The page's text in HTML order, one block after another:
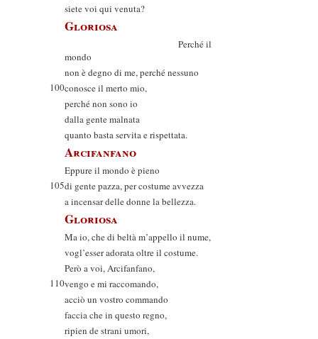
siete voi qui venuta?
Gloriosa
Perché il
mondo
non è degno di me, perché nessuno
100conosce il merto mio,
perché non sono io
dalla gente malnata
quanto basta servita e rispettata.
Arcifanfano
Eppure il mondo è pieno
105di gente pazza, per costume avvezza
a incensar delle donne la bellezza.
Gloriosa
Ma io, che di beltà m’appello il nume,
vogl’esser adorata oltre il costume.
Però a voi, Arcifanfano,
110vengo e mi raccomando,
acciò un vostro commando
faccia che in questo regno,
ripien de strani umori,